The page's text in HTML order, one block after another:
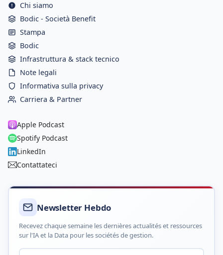
Chi siamo
Bodic - Società Benefit
Stampa
Bodic
Infrastruttura & stack tecnico
Note legali
Informativa sulla privacy
Carriera & Partner
Apple Podcast
Spotify Podcast
LinkedIn
Contattateci
Newsletter Hebdo
Recevez chaque semaine les dernières actualités et ressources
sur l'IA et la Data pour les sociétés de gestion.